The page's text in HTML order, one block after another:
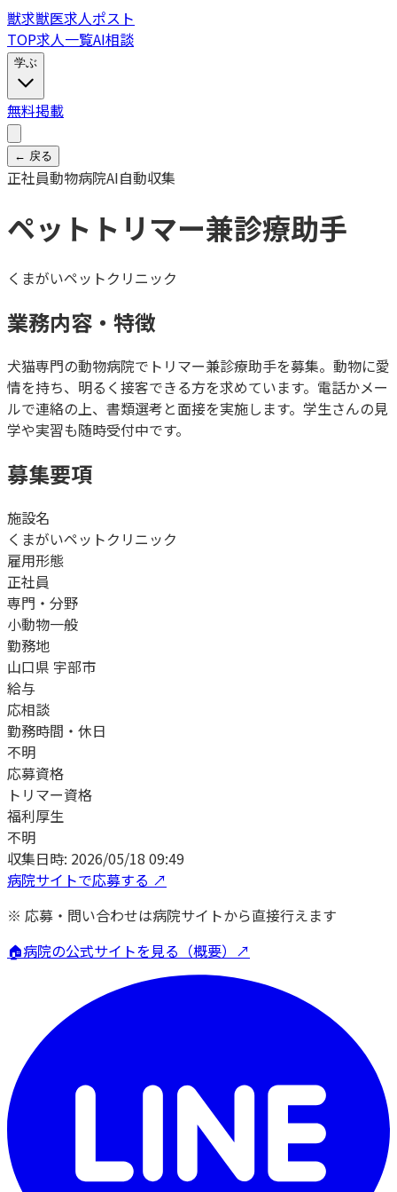
獣求獣医求人ポスト
TOP求人一覧AI相談
学ぶ
無料掲載
← 戻る
正社員動物病院AI自動収集
ペットトリマー兼診療助手
くまがいペットクリニック
業務内容・特徴
犬猫専門の動物病院でトリマー兼診療助手を募集。動物に愛
情を持ち、明るく接客できる方を求めています。電話かメー
ルで連絡の上、書類選考と面接を実施します。学生さんの見
学や実習も随時受付中です。
募集要項
施設名
くまがいペットクリニック
雇用形態
正社員
専門・分野
小動物一般
勤務地
山口県 宇部市
給与
応相談
勤務時間・休日
不明
応募資格
トリマー資格
福利厚生
不明
収集日時: 2026/05/18 09:49
病院サイトで応募する ↗
※ 応募・問い合わせは病院サイトから直接行えます
🏠病院の公式サイトを見る（概要）↗